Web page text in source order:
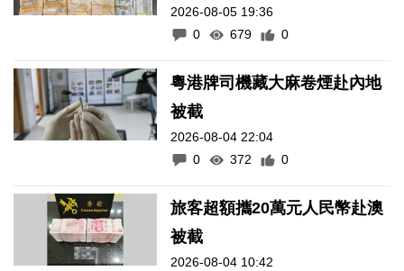
2026-08-05 19:36
0
679 0
粵港牌司機藏大麻卷煙赴內地
被截
2026-08-04 22:04
0
372 0
旅客超額攜20萬元人民幣赴澳
被截
2026-08-04 10:42